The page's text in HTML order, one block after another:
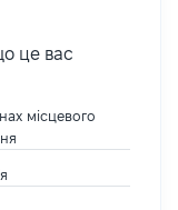
це вас
місцевого